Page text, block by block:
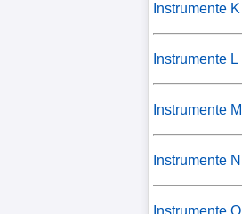
Instrumente K
Instrumente L
Instrumente M
Instrumente N